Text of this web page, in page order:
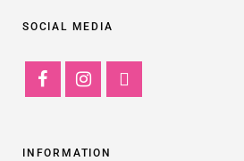
SOCIAL MEDIA
INFORMATION